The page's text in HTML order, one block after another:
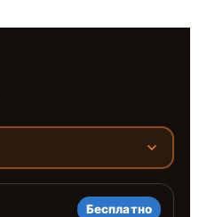
Бесплатно